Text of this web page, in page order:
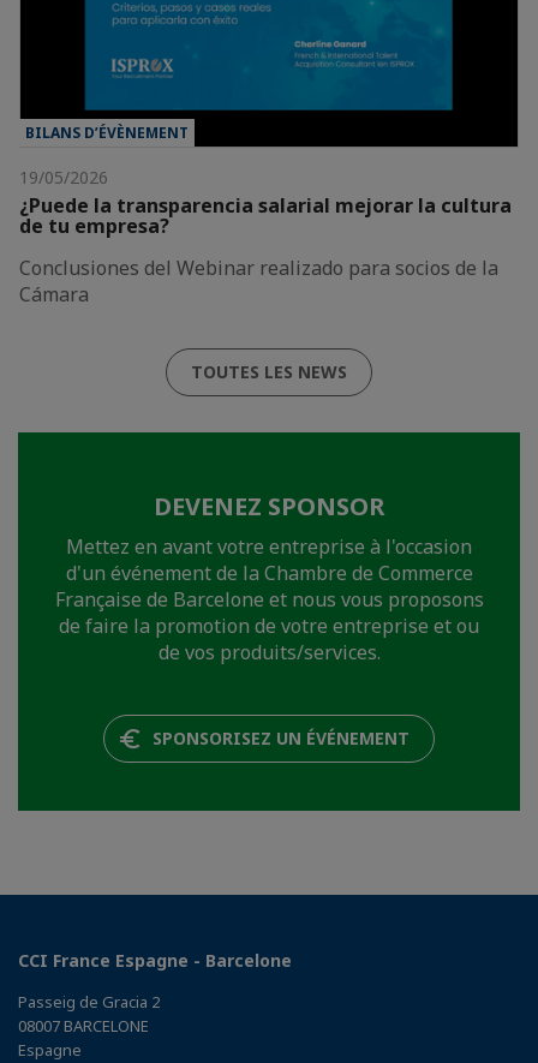
BILANS D’ÉVÈNEMENT
19/05/2026
¿Puede la transparencia salarial mejorar la cultura
de tu empresa?
Conclusiones del Webinar realizado para socios de la
Cámara
TOUTES LES NEWS
DEVENEZ SPONSOR
Mettez en avant votre entreprise à l'occasion
d'un événement de la Chambre de Commerce
Française de Barcelone et nous vous proposons
de faire la promotion de votre entreprise et ou
de vos produits/services.
SPONSORISEZ UN ÉVÉNEMENT
CCI France Espagne - Barcelone
Passeig de Gracia 2
08007 BARCELONE
Espagne